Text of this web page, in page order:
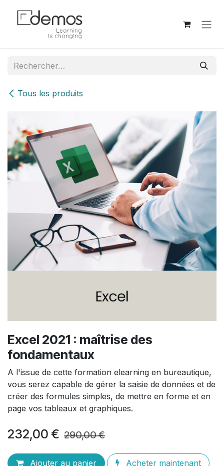
Tous les produits
Excel 2021 : maîtrise des
fondamentaux
A l'issue de cette formation elearning en bureautique,
vous serez capable de gérer la saisie de données et de
créer des formules simples, de mettre en forme et en
page vos tableaux et graphiques.
232,00 € 290,00€
Ajouter au panier Acheter maintenant